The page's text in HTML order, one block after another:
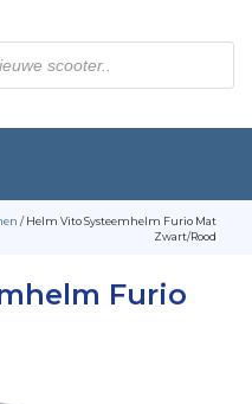
/ Helm Vito Systeemhelm Furio Mat
Zwart/Rood
Furio